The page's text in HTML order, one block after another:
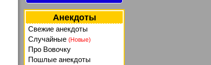
Анекдоты
Свежие анекдоты
Случайные (Новые)
Про Вовочку
Пошлые анекдоты